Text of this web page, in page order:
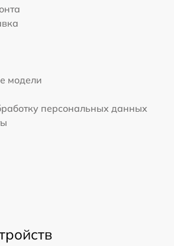
модели
персональных данных